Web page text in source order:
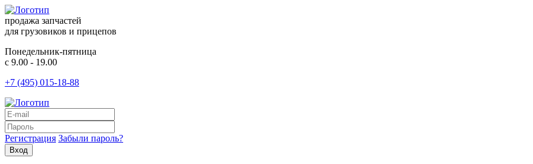
продажа запчастей
для грузовиков и прицепов
Понедельник-пятница
с 9.00 - 19.00
+7 (495) 015-18-88
Регистрация Забыли пароль?